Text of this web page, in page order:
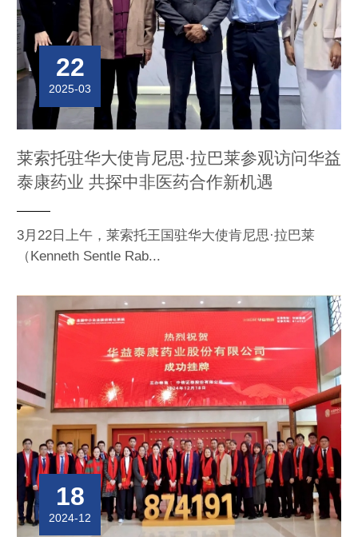
22
2025-03
莱索托驻华大使肯尼思·拉巴莱参观访问华益
泰康药业 共探中非医药合作新机遇
3月22日上午，莱索托王国驻华大使肯尼思·拉巴莱
（Kenneth Sentle Rab...
18
2024-12